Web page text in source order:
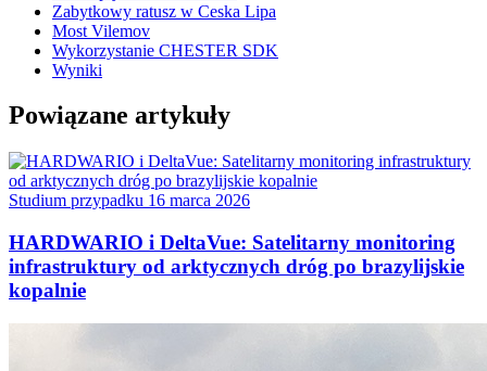
Zabytkowy ratusz w Ceska Lipa
Most Vilemov
Wykorzystanie CHESTER SDK
Wyniki
Powiązane artykuły
Studium przypadku 16 marca 2026
HARDWARIO i DeltaVue: Satelitarny monitoring
infrastruktury od arktycznych dróg po brazylijskie
kopalnie